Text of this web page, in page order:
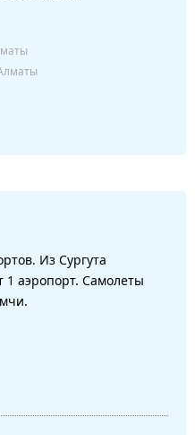
Из Сургута
1 аэропорт. Самолеты